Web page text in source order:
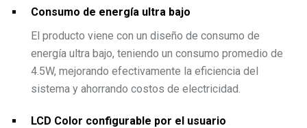
Consumo de energía ultra bajo
El producto viene con un diseño de consumo de
energía ultra bajo, teniendo un consumo promedio de
4.5W, mejorando efectivamente la eficiencia del
sistema y ahorrando costos de electricidad.
LCD Color configurable por el usuario